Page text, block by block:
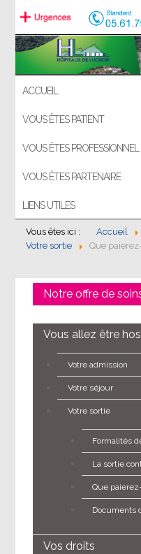
ACCUEIL
VOUS ÊTES PATIENT
VOUS ÊTES PROFESSIONNEL
VOUS ÊTES PARTENAIRE
LIENS UTILES
Vous êtes ici : Accueil
Votre sortie
Que
Notre offre de
Vous allez être
Votre admission
Votre séjour
Votre sortie
Formalités
La sortie
Que
Documents
Vos droits